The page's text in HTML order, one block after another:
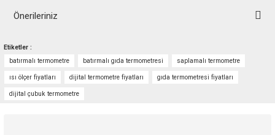
Önerileriniz
yetersiz gördüğünüz noktaları öneri formunu kullanarak tarafımıza
iletebilirsiniz.
Görüş ve önerileriniz için teşekkür ederiz.
Etiketler :
batırmalı termometre
batırmalı gıda termometresi saplamalı termometre
ısı ölçer fiyatları dijital termometre fiyatları gıda termometresi fiyatları
dijital çubuk termometre